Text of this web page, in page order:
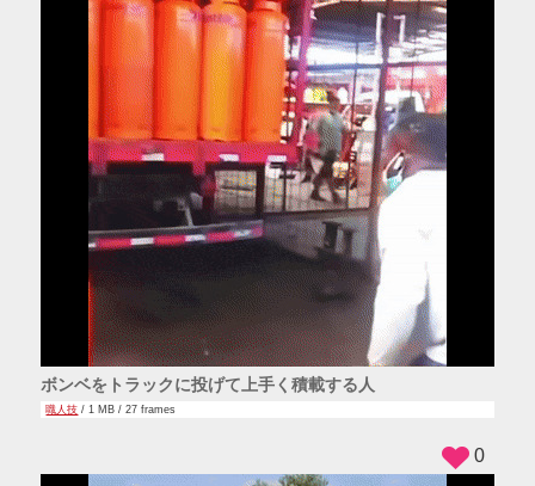
ボンベをトラックに投げて上手く積載する人
職人技 / 1 MB / 27 frames
0